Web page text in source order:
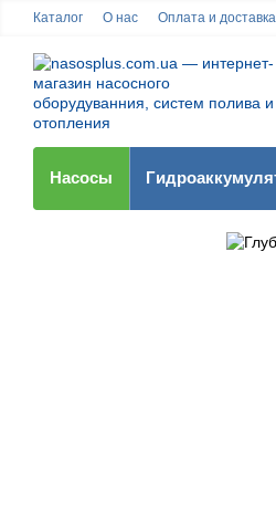
Каталог О нас Оплата и доставка
Насосы